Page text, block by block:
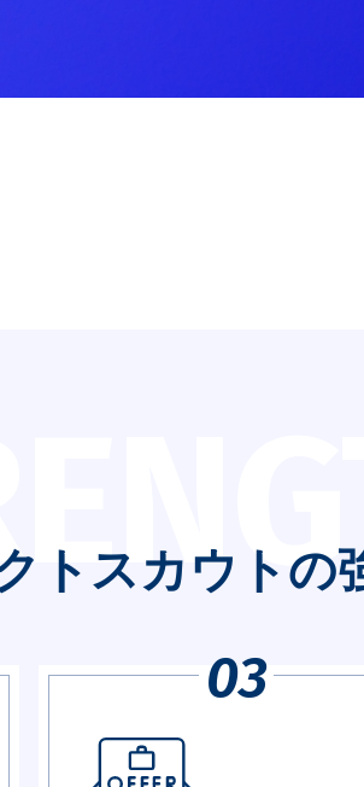
トスカウト の